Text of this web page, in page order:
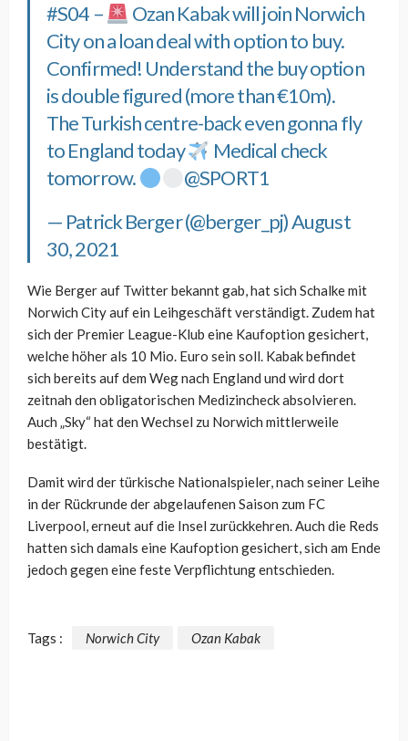
#S04 –
Ozan Kabak will join Norwich
City on a loan deal with option to buy.
Confirmed! Understand the buy option
is double figured (more than €10m).
The Turkish centre-back even gonna fly
to England today
Medical check
tomorrow.
@SPORT1
— Patrick Berger (@berger_pj)August
30, 2021
Wie Berger auf Twitter bekannt gab, hat sich Schalke mit
Norwich City auf ein Leihgeschäft verständigt. Zudem hat
sich der Premier League-Klub eine Kaufoption gesichert,
welche höher als 10 Mio. Euro sein soll. Kabak befindet
sich bereits auf dem Weg nach England und wird dort
zeitnah den obligatorischen Medizincheck absolvieren.
Auch „Sky“ hat den Wechsel zu Norwich mittlerweile
bestätigt.
Damit wird der türkische Nationalspieler, nach seiner Leihe
in der Rückrunde der abgelaufenen Saison zum FC
Liverpool, erneut auf die Insel zurückkehren. Auch die Reds
hatten sich damals eine Kaufoption gesichert, sich am Ende
jedoch gegen eine feste Verpflichtung entschieden.
Tags : Norwich City Ozan Kabak